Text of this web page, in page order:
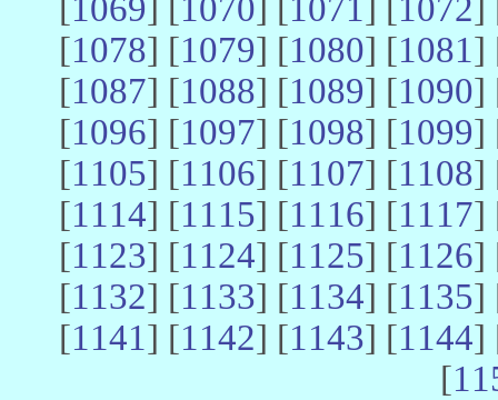
[1069] [1070] [1071] [1072]
[1078] [1079] [1080] [1081]
[1087] [1088] [1089] [1090]
[1096] [1097] [1098] [1099]
[1105] [1106] [1107] [1108]
[1114] [1115] [1116] [1117]
[1123] [1124] [1125] [1126]
[1132] [1133] [1134] [1135]
[1141] [1142] [1143] [1144]
[